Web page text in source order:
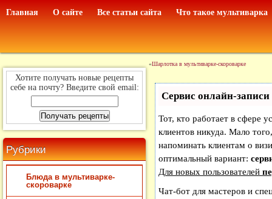
Главная О сайте Все статьи сайта Что такое мультиварка
Хотите получать новые рецепты
себе на почту? Введите свой email:
Рубрики
Блюда в мультиварке-
скороварке
«Шарлотка в мультиварке-скороварке
Сервис онлайн-записи
Тот, кто работает в сфере
клиентов никуда. Мало
напоминать клиентам о
оптимальный вариант:
Для новых пользователей
Чат-бот для мастеров и